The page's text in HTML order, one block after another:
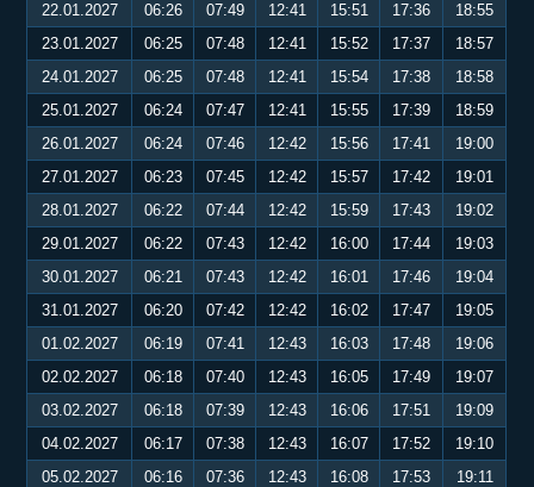
22.01.2027
06:26 07:49 12:41 15:51 17:36
18:55
23.01.2027
06:25 07:48 12:41 15:52 17:37
18:57
24.01.2027
06:25 07:48 12:41 15:54 17:38
18:58
25.01.2027
06:24 07:47 12:41 15:55 17:39
18:59
26.01.2027
06:24 07:46 12:42 15:56 17:41
19:00
27.01.2027
06:23 07:45 12:42 15:57 17:42
19:01
28.01.2027
06:22 07:44 12:42 15:59 17:43
19:02
29.01.2027
06:22 07:43 12:42 16:00 17:44
19:03
30.01.2027
06:21 07:43 12:42 16:01 17:46
19:04
31.01.2027
06:20 07:42 12:42 16:02 17:47
19:05
01.02.2027
06:19 07:41 12:43 16:03 17:48
19:06
02.02.2027
06:18 07:40 12:43 16:05 17:49
19:07
03.02.2027
06:18 07:39 12:43 16:06 17:51
19:09
04.02.2027
06:17 07:38 12:43 16:07 17:52
19:10
05.02.2027
06:16 07:36 12:43 16:08 17:53
19:11